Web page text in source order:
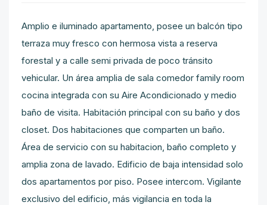
Amplio e iluminado apartamento, posee un balcón tipo
terraza muy fresco con hermosa vista a reserva
forestal y a calle semi privada de poco tránsito
vehicular. Un área amplia de sala comedor family room
cocina integrada con su Aire Acondicionado y medio
baño de visita. Habitación principal con su baño y dos
closet. Dos habitaciones que comparten un baño.
Área de servicio con su habitacion, baño completo y
amplia zona de lavado. Edificio de baja intensidad solo
dos apartamentos por piso. Posee intercom. Vigilante
exclusivo del edificio, más vigilancia en toda la